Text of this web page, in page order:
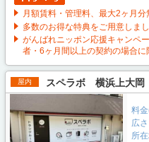
月額賃料・管理料、最大2ヶ月分
多数のお得な特典をご用意しま
がんばれニッポン応援キャンペ
者・6ヶ月間以上の契約の場合に
屋内 スペラボ 横浜上大岡
料
広さ
所